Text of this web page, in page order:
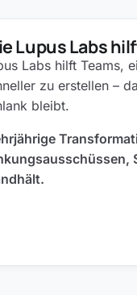
Lupus Labs
Labs hilft Teams,
zu erstellen –
bleibt.